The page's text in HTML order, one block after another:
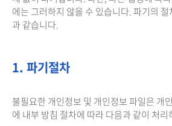
에는 그러하지 않을 수 있습니다. 파기의
과 같습니다.
1. 파기절차
불필요한 개인정보 및 개인정보 파일은 개
에 내부 방침 절차에 따라 다음과 같이 처